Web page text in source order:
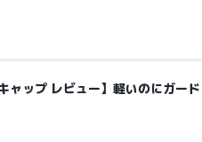
ャップ レビュー】軽いのにガード